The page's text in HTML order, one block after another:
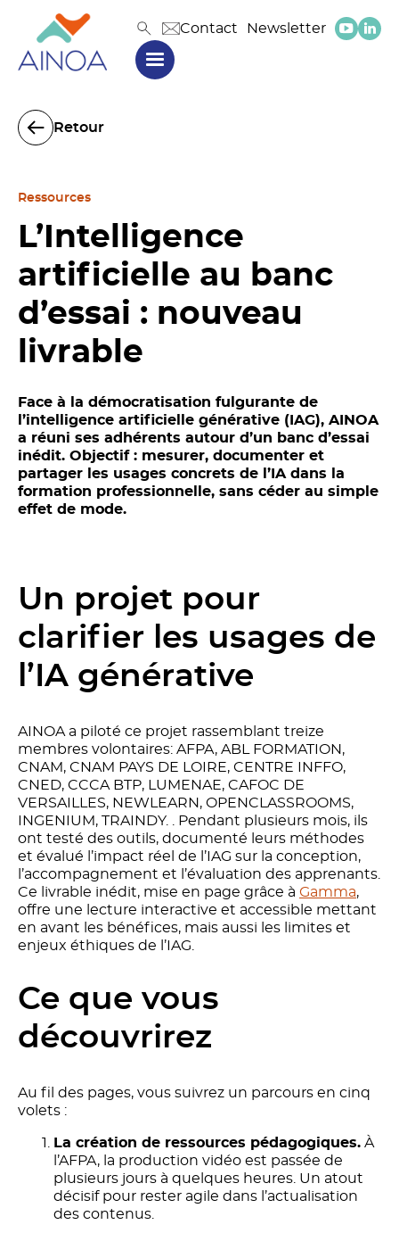
Contact Newsletter
Retour
Ressources
L’Intelligence
artificielle au banc
d’essai : nouveau
livrable
Face à la démocratisation fulgurante de
l’intelligence artificielle générative (IAG), AINOA
a réuni ses adhérents autour d’un banc d’essai
inédit. Objectif : mesurer, documenter et
partager les usages concrets de l’IA dans la
formation professionnelle, sans céder au simple
effet de mode.
Un projet pour
clarifier les usages de
l’IA générative
AINOA a piloté ce projet rassemblant treize
membres volontaires: AFPA, ABL FORMATION,
CNAM, CNAM PAYS DE LOIRE, CENTRE INFFO,
CNED, CCCA BTP, LUMENAE, CAFOC DE
VERSAILLES, NEWLEARN, OPENCLASSROOMS,
INGENIUM, TRAINDY. . Pendant plusieurs mois, ils
ont testé des outils, documenté leurs méthodes
et évalué l’impact réel de l’IAG sur la conception,
l’accompagnement et l’évaluation des apprenants.
Ce livrable inédit, mise en page grâce à Gamma,
offre une lecture interactive et accessible mettant
en avant les bénéfices, mais aussi les limites et
enjeux éthiques de l’IAG.
Ce que vous
découvrirez
Au fil des pages, vous suivrez un parcours en cinq
volets :
La création de ressources pédagogiques. À
l’AFPA, la production vidéo est passée de
plusieurs jours à quelques heures. Un atout
décisif pour rester agile dans l’actualisation
des contenus.